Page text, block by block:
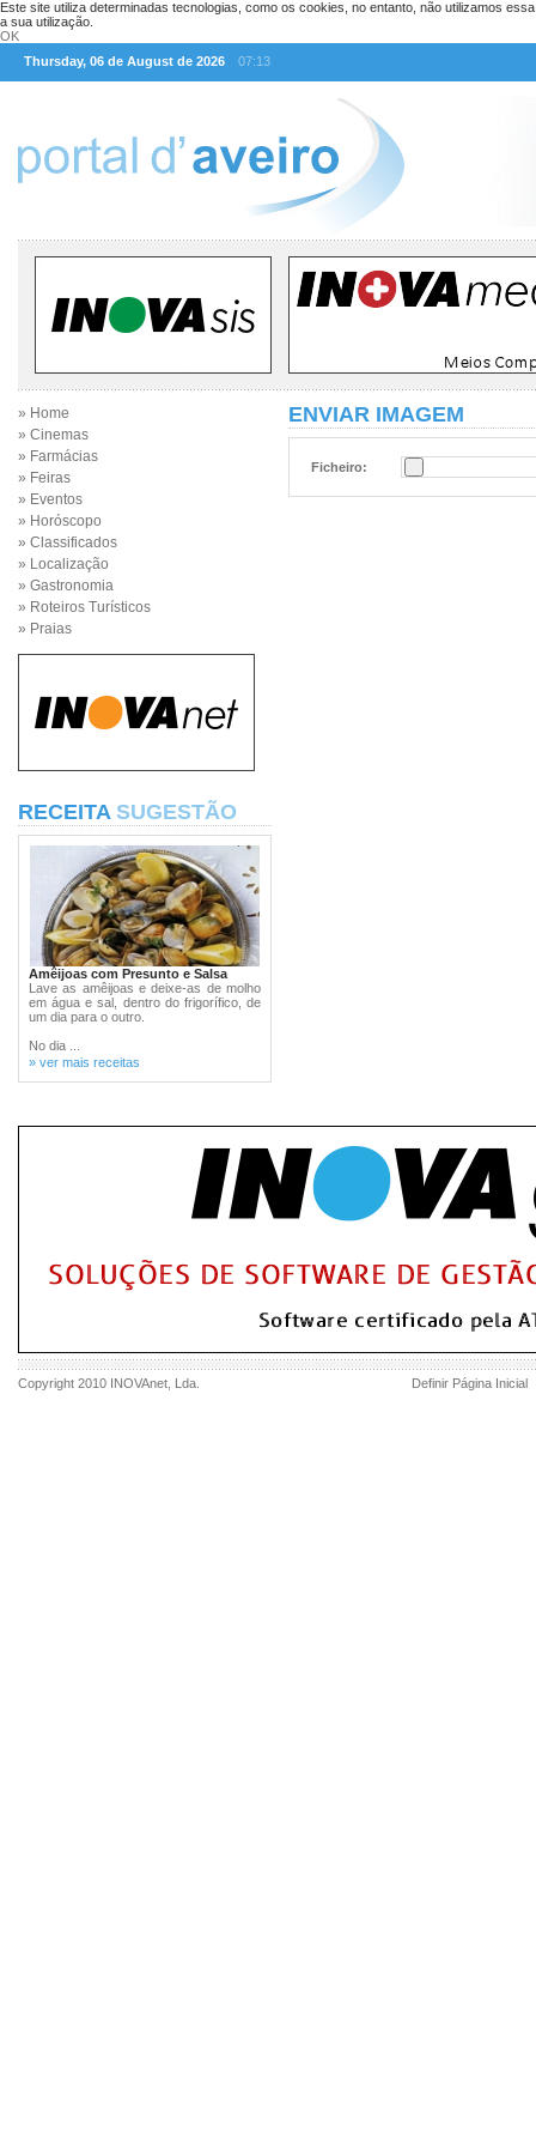
Este site utiliza determinadas tecnologias, como os cookies, no entanto, não utilizamos
a sua utilização.
OK
Thursday, 06 de August de 2026
07:13
» Home
» Cinemas
» Farmácias
» Feiras
» Eventos
» Horóscopo
» Classificados
» Localização
» Gastronomia
» Roteiros Turísticos
» Praias
RECEITA SUGESTÃO
Amêijoas com Presunto e Salsa
Lave as amêijoas e deixe-as de molho
em água e sal, dentro do frigorífico, de
um dia para o outro.
No dia ...
» ver mais receitas
ENVIAR IMAGEM
Ficheiro:
Copyright 2010 INOVAnet , Lda. Definir Página Inicial